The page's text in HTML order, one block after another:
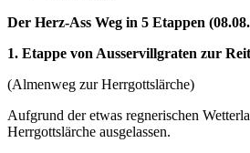
Der Herz-Ass Weg in 5 Etappen
1. Etappe von Ausservillgraten zur
(Almenweg zur Herrgottslärche)
Aufgrund der etwas regnerischen
Herrgottslärche ausgelassen.